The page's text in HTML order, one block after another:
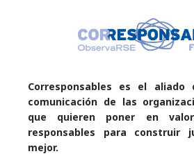
Corresponsables es el
comunicación de las
que quieren poner en
responsables para construir
mejor.